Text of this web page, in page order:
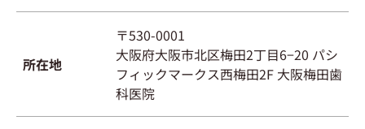
所在地
〒530-0001
大阪府大阪市北区梅田2丁目6−20 パシ
フィックマークス西梅田2F 大阪梅田歯
科医院